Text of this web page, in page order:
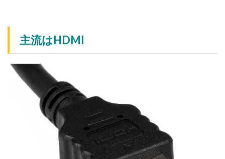
主流はHDMI